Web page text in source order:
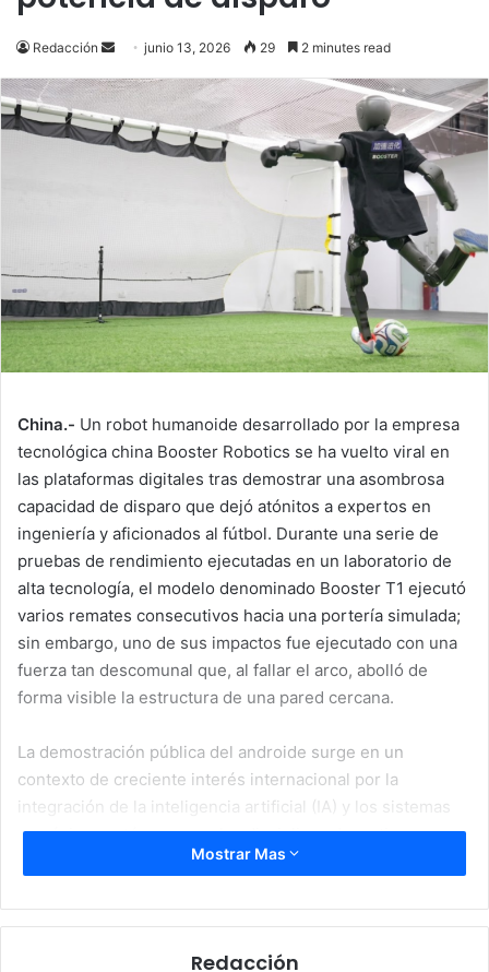
Redacción
Send
email
junio 13, 2026 29 2 minutes read
China.- Un robot humanoide desarrollado por la empresa
tecnológica china Booster Robotics se ha vuelto viral en
las plataformas digitales tras demostrar una asombrosa
capacidad de disparo que dejó atónitos a expertos en
ingeniería y aficionados al fútbol. Durante una serie de
pruebas de rendimiento ejecutadas en un laboratorio de
alta tecnología, el modelo denominado Booster T1 ejecutó
varios remates consecutivos hacia una portería simulada;
sin embargo, uno de sus impactos fue ejecutado con una
fuerza tan descomunal que, al fallar el arco, abolló de
forma visible la estructura de una pared cercana.
La demostración pública del androide surge en un
contexto de creciente interés internacional por la
integración de la inteligencia artificial (IA) y los sistemas
mecánicos autónomos en las disciplinas deportivas.
Aunque los programadores aclararon que estas máquinas
profesionales de carne y hueso, el Booster T1 evidencia el
Mostrar Mas
Redacción